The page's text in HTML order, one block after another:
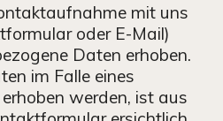
mit uns
oder E-Mail)
Daten erhoben.
im Falle eines
werden, ist aus